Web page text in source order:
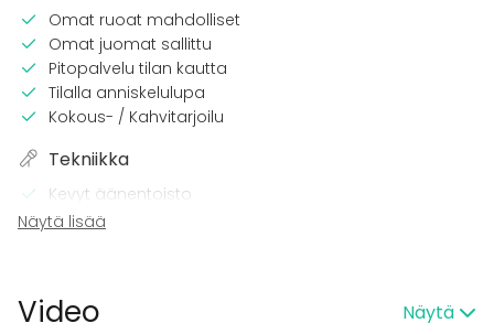
Omat ruoat mahdolliset
Omat juomat sallittu
Pitopalvelu tilan kautta
Tilalla anniskelulupa
Kokous- / Kahvitarjoilu
Tekniikka
Kevyt äänentoisto
Mikrofoni
Musiikki kovalla OK
Näytä lisää
Video Näytä